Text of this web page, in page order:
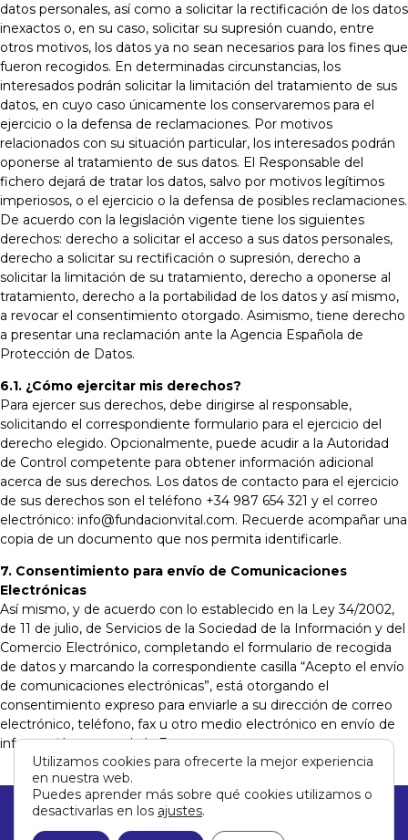
datos personales, así como a solicitar la rectificación de los datos
inexactos o, en su caso, solicitar su supresión cuando, entre
otros motivos, los datos ya no sean necesarios para los fines que
fueron recogidos. En determinadas circunstancias, los
interesados podrán solicitar la limitación del tratamiento de sus
datos, en cuyo caso únicamente los conservaremos para el
ejercicio o la defensa de reclamaciones. Por motivos
relacionados con su situación particular, los interesados podrán
oponerse al tratamiento de sus datos. El Responsable del
fichero dejará de tratar los datos, salvo por motivos legítimos
imperiosos, o el ejercicio o la defensa de posibles reclamaciones.
De acuerdo con la legislación vigente tiene los siguientes
derechos: derecho a solicitar el acceso a sus datos personales,
derecho a solicitar su rectificación o supresión, derecho a
solicitar la limitación de su tratamiento, derecho a oponerse al
tratamiento, derecho a la portabilidad de los datos y así mismo,
a revocar el consentimiento otorgado. Asimismo, tiene derecho
a presentar una reclamación ante la Agencia Española de
Protección de Datos.
6.1. ¿Cómo ejercitar mis derechos?
Para ejercer sus derechos, debe dirigirse al responsable,
solicitando el correspondiente formulario para el ejercicio del
derecho elegido. Opcionalmente, puede acudir a la Autoridad
de Control competente para obtener información adicional
acerca de sus derechos. Los datos de contacto para el ejercicio
de sus derechos son el teléfono +34 987 654 321 y el correo
electrónico: info@fundacionvital.com. Recuerde acompañar una
copia de un documento que nos permita identificarle.
7. Consentimiento para envío de Comunicaciones
Electrónicas
Así mismo, y de acuerdo con lo establecido en la Ley 34/2002,
de 11 de julio, de Servicios de la Sociedad de la Información y del
Comercio Electrónico, completando el formulario de recogida
de datos y marcando la correspondiente casilla “Acepto el envío
de comunicaciones electrónicas”, está otorgando el
consentimiento expreso para enviarle a su dirección de correo
electrónico, teléfono, fax u otro medio electrónico en envío de
información acerca de la Empresa.
Utilizamos cookies para ofrecerte la mejor experiencia
en nuestra web.
Puedes aprender más sobre qué cookies utilizamos o
desactivarlas en los ajustes.